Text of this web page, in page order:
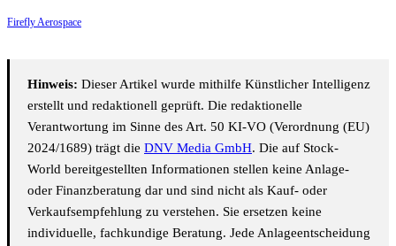
Firefly Aerospace
Hinweis: Dieser Artikel wurde mithilfe Künstlicher Intelligenz
erstellt und redaktionell geprüft. Die redaktionelle
Verantwortung im Sinne des Art. 50 KI-VO (Verordnung (EU)
2024/1689) trägt die DNV Media GmbH. Die auf Stock-
World bereitgestellten Informationen stellen keine Anlage-
oder Finanzberatung dar und sind nicht als Kauf- oder
Verkaufsempfehlung zu verstehen. Sie ersetzen keine
individuelle, fachkundige Beratung. Jede Anlageentscheidung